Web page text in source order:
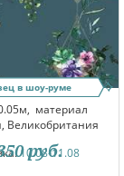
в шоу-руме
материал
Великобритания
10.08-11.08
руб.